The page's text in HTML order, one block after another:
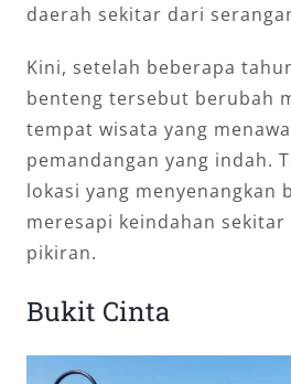
daerah sekitar dari
Kini, setelah beberapa
benteng tersebut berubah
tempat wisata yang
pemandangan yang indah.
lokasi yang menyenangkan
meresapi keindahan sekitar
pikiran.
Bukit Cinta